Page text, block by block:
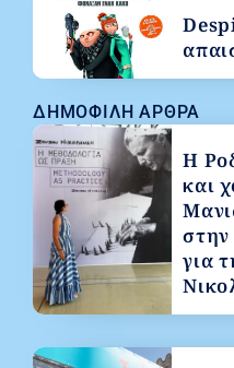
ΔΗΜΟΦΙΛΉ ΆΡΘΡΑ
Η
και
στην
για